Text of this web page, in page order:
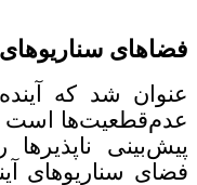
فضاهای
عنوان شد که
عدم‌قطعیت‌ها است
پیش‌بینی ناپذیرها
فضای سناریوهای